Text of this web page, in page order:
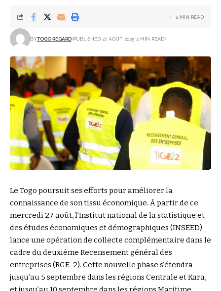
BYTOGO REGARD PUBLISHED 27 AOÛT 2025 2 MIN READ
2 MIN READ
Le Togo poursuit ses efforts pour améliorer la
connaissance de son tissu économique. À partir de ce
mercredi 27 août, l’Institut national de la statistique et
des études économiques et démographiques (INSEED)
lance une opération de collecte complémentaire dans le
cadre du deuxième Recensement général des
entreprises (RGE-2). Cette nouvelle phase s’étendra
jusqu’au 5 septembre dans les régions Centrale et Kara,